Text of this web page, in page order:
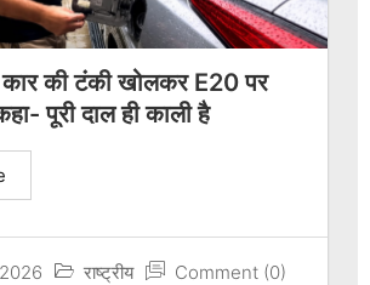
कार की टंकी खोलकर E20 पर
पूरी दाल ही काली है
राष्ट्रीय Comment (0)